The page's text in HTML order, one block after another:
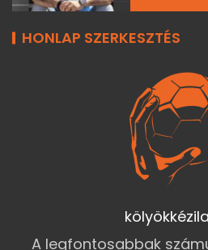
HONLAP SZERKESZTÉS
A legfontosabbak